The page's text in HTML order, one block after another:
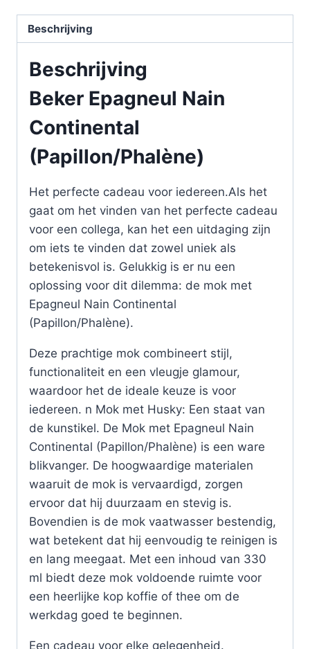
Beschrijving
Beschrijving
Beker Epagneul Nain
Continental
(Papillon/Phalène)
Het perfecte cadeau voor iedereen.Als het
gaat om het vinden van het perfecte cadeau
voor een collega, kan het een uitdaging zijn
om iets te vinden dat zowel uniek als
betekenisvol is. Gelukkig is er nu een
oplossing voor dit dilemma: de mok met
Epagneul Nain Continental
(Papillon/Phalène).
Deze prachtige mok combineert stijl,
functionaliteit en een vleugje glamour,
waardoor het de ideale keuze is voor
iedereen. n Mok met Husky: Een staat van
de kunstikel. De Mok met Epagneul Nain
Continental (Papillon/Phalène) is een ware
blikvanger. De hoogwaardige materialen
waaruit de mok is vervaardigd, zorgen
ervoor dat hij duurzaam en stevig is.
Bovendien is de mok vaatwasser bestendig,
wat betekent dat hij eenvoudig te reinigen is
en lang meegaat. Met een inhoud van 330
ml biedt deze mok voldoende ruimte voor
een heerlijke kop koffie of thee om de
werkdag goed te beginnen.
Een cadeau voor elke gelegenheid.